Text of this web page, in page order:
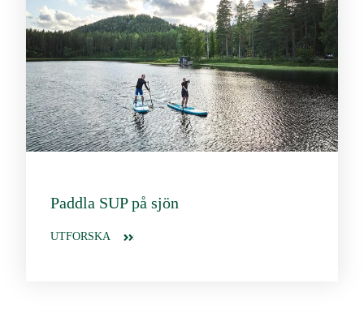
Paddla SUP på sjön
UTFORSKA